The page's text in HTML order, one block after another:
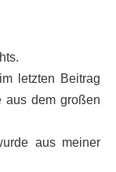
letzten Beitrag
aus dem großen
aus meiner